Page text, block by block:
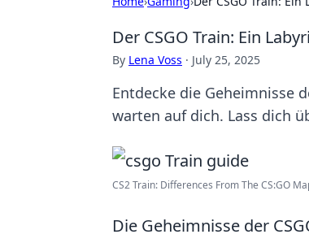
Der CSGO Train: Ein
By Lena Voss · July 25, 2025
Entdecke die Geheimnisse
warten auf dich. Lass dich
CS2 Train: Differences From The CS:GO
Die Geheimnisse der